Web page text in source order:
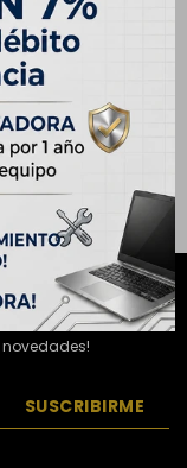
novedades!
SUSCRIBIRME